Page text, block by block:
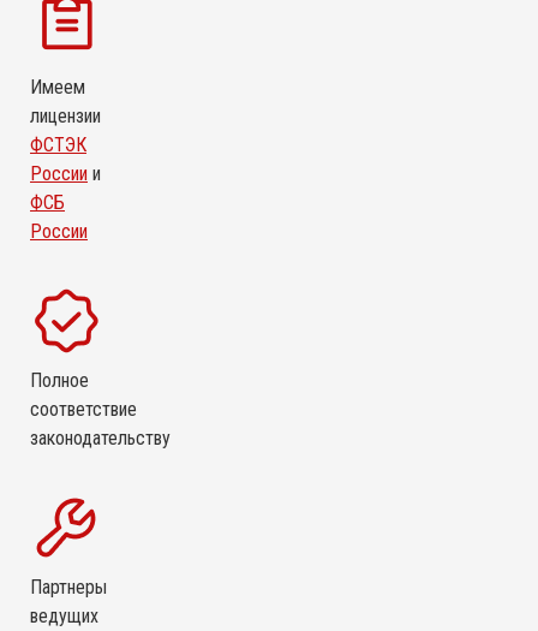
Имеем
лицензии
ФСТЭК
России и
ФСБ
России
Полное
соответствие
законодательству
Партнеры
ведущих